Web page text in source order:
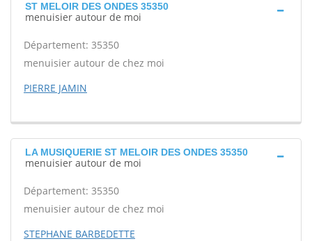
ST MELOIR DES ONDES 35350
menuisier autour de moi
Département: 35350
menuisier autour de chez moi
PIERRE JAMIN
LA MUSIQUERIE ST MELOIR DES ONDES 35350
menuisier autour de moi
Département: 35350
menuisier autour de chez moi
STEPHANE BARBEDETTE